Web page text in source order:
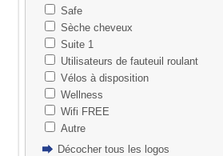
Safe
Sèche cheveux
Suite 1
Utilisateurs de fauteuil roulant
Vélos à disposition
Wellness
Wifi FREE
Autre
Décocher tous les logos